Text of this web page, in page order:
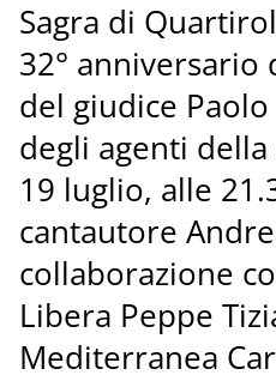
Sagra di
32° anniversario
del giudice
degli agenti
19 luglio, alle
cantautore
collaborazione
Libera Peppe
Mediterranea